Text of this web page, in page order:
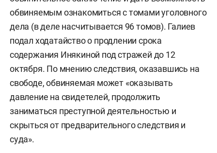
обвиняемым ознакомиться с томами уголовного
дела (в деле насчитывается 96 томов). Галиев
подал ходатайство о продлении срока
содержания Инякиной под стражей до 12
октября. По мнению следствия, оказавшись на
свободе, обвиняемая может «оказывать
давление на свидетелей, продолжить
заниматься преступной деятельностью и
скрыться от предварительного следствия и
суда».